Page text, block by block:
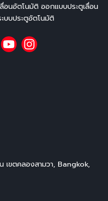
อนอัตโนมัติ ออกแบบประตูเลื่อน
บบประตูอัตโนมัติ
ขตคลองสามวา, Bangkok,